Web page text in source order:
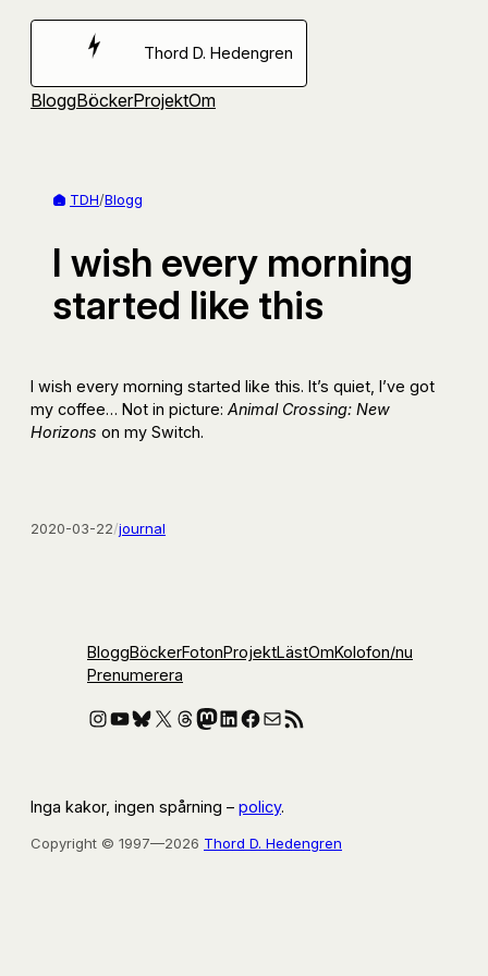
Hoppa
Thord D. Hedengren
BloggBöckerProjektOm
TDH/Blogg
I wish every morning
started like this
I wish every morning started like this. It’s quiet, I’ve got
my coffee… Not in picture: Animal Crossing: New
Horizons on my Switch.
2020-03-22/journal
BloggBöckerFotonProjektLästOmKolofon/nu
Prenumerera
Instagram
YouTube
Bluesky
X Threads
Mastodon
LinkedIn
Facebook
E-postRSS-flöde
Inga kakor, ingen spårning – policy.
Copyright © 1997—2026 Thord D. Hedengren